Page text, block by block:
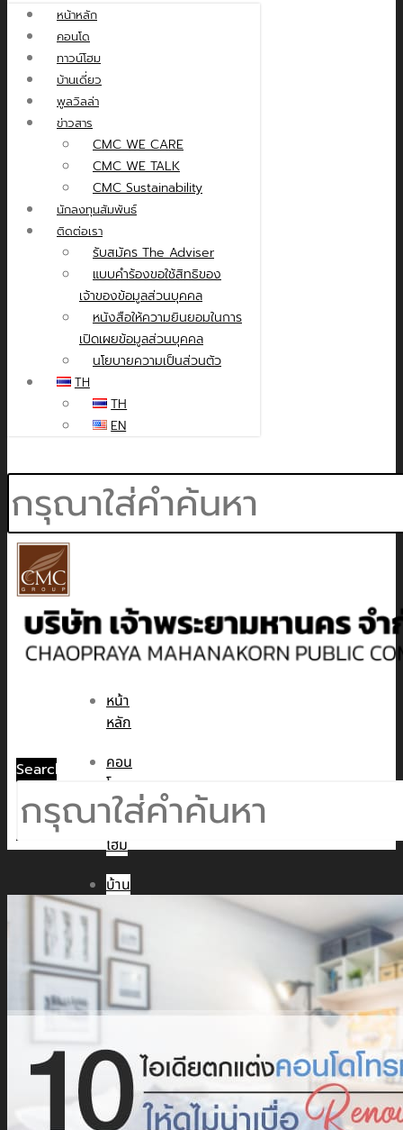
หน้าหลัก
คอนโด
ทาวน์โฮม
บ้านเดี่ยว
พูลวิลล่า
ข่าวสาร
CMC WE CARE
CMC WE TALK
CMC Sustainability
นักลงทุนสัมพันธ์
ติดต่อเรา
รับสมัคร The Adviser
แบบคำร้องขอใช้สิทธิของ
เจ้าของข้อมูลส่วนบุคคล
หนังสือให้ความยินยอมในการ
เปิดเผยข้อมูลส่วนบุคคล
นโยบายความเป็นส่วนตัว
TH
TH
EN
หน้า
หลัก
คอน
โด
ทาวน์
โฮม
บ้าน
พูล
วิลล่า
ข่าวสาร
CMC WE TALK
CMC Sustainability
นัก
Search